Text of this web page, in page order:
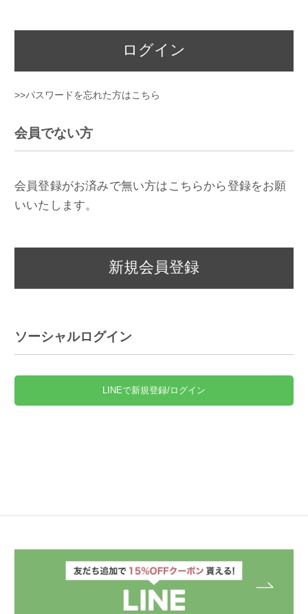
ログイン
>>パスワードを忘れた方はこちら
会員でない方
会員登録がお済みで無い方はこちらから登録をお願
いいたします。
新規会員登録
ソーシャルログイン
LINEで新規登録/ログイン